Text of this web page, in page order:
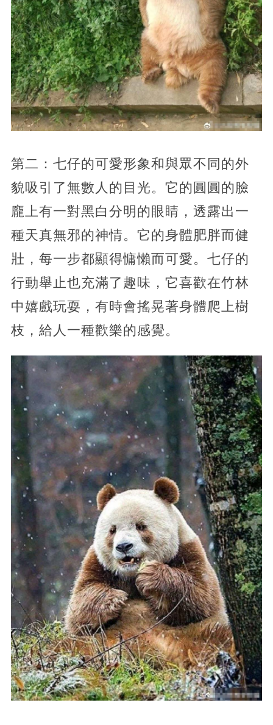
第二：七仔的可愛形象和與眾不同的外
貌吸引了無數人的目光。它的圓圓的臉
龐上有一對黑白分明的眼睛，透露出一
種天真無邪的神情。它的身體肥胖而健
壯，每一步都顯得慵懶而可愛。七仔的
行動舉止也充滿了趣味，它喜歡在竹林
中嬉戲玩耍，有時會搖晃著身體爬上樹
枝，給人一種歡樂的感覺。